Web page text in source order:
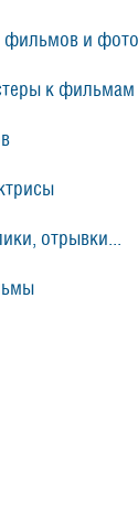
и
к фильмам
отрывки...